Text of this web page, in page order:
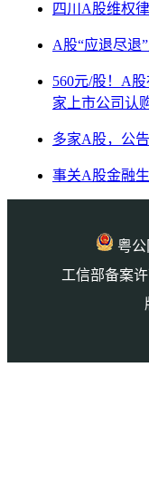
四川A股维权
A股“应退尽退
560元/股！A
家上市公司认
多家A股，公
事关A股金融
粤公
工信部备案